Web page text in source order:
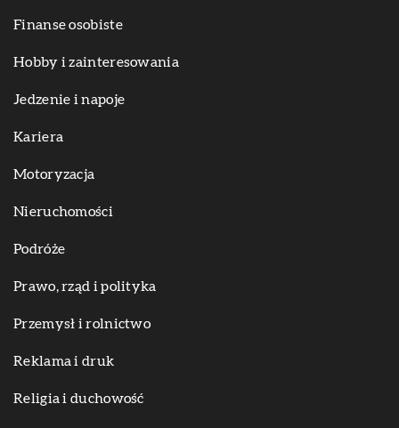
Finanse osobiste
Hobby i zainteresowania
Jedzenie i napoje
Kariera
Motoryzacja
Nieruchomości
Podróże
Prawo, rząd i polityka
Przemysł i rolnictwo
Reklama i druk
Religia i duchowość